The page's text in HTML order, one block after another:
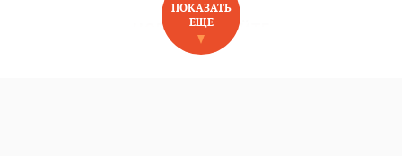
НОВОЕ НА САЙТЕ
ПОКАЗАТЬ
ЕЩЕ